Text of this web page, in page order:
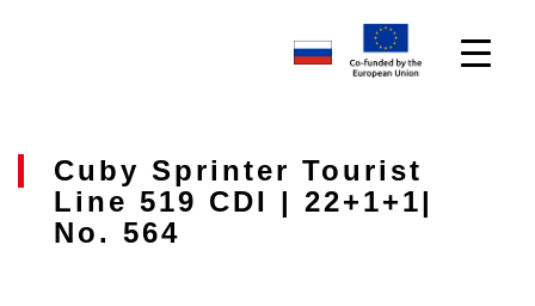
Cuby Sprinter Tourist
Line 519 CDI | 22+1+1|
No. 564